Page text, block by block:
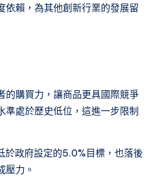
依賴，為其他創新行業的發展留
的購買力，讓商品更具國際競爭
準處於歷史低位，這進一步限制
政府設定的5.0%目標，也落後
壓力。